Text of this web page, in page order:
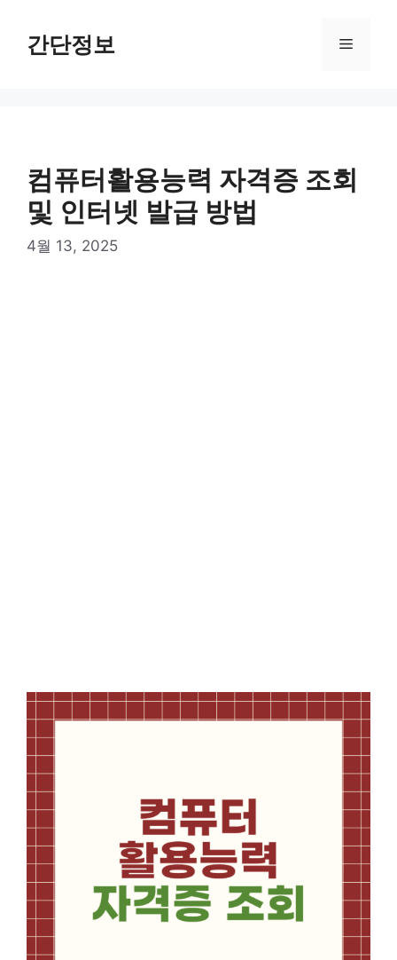
간단정보 메
컴퓨터활용능력 자격증 조회
및 인터넷 발급 방법
4월 13, 2025